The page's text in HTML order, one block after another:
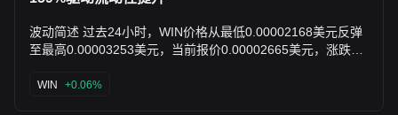
为短期交易活跃与长期oracle基础设施认可的结合，强调
WINkLink在TRON生态的价格馈送、VRF及多链扩展（如
动能，但警惕整体市场波动及高流通供应（9937亿）稀释风
波动简述 过去24小时，WIN价格从最低0.00002168美元反弹
至最高0.00003253美元，当前报价0.00002665美元，涨跌振
210.70%，较前日9.51万美元激增159.17%。 异动原因简析 -
WIN +0.06%